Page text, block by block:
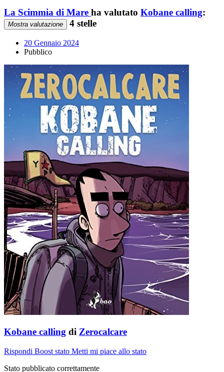
La Scimmia di Mare ha valutato Kobane calling:
Mostra valutazione 4 stelle
20 Gennaio 2024
Pubblico
Kobane calling di Zerocalcare
Rispondi Boost stato Metti mi piace allo stato
Stato pubblicato correttamente